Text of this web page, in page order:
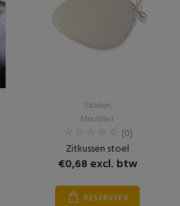
Stoelen
Meubilair
(0)
Zitkussen stoel
€0,68 excl. btw
RESERVEER